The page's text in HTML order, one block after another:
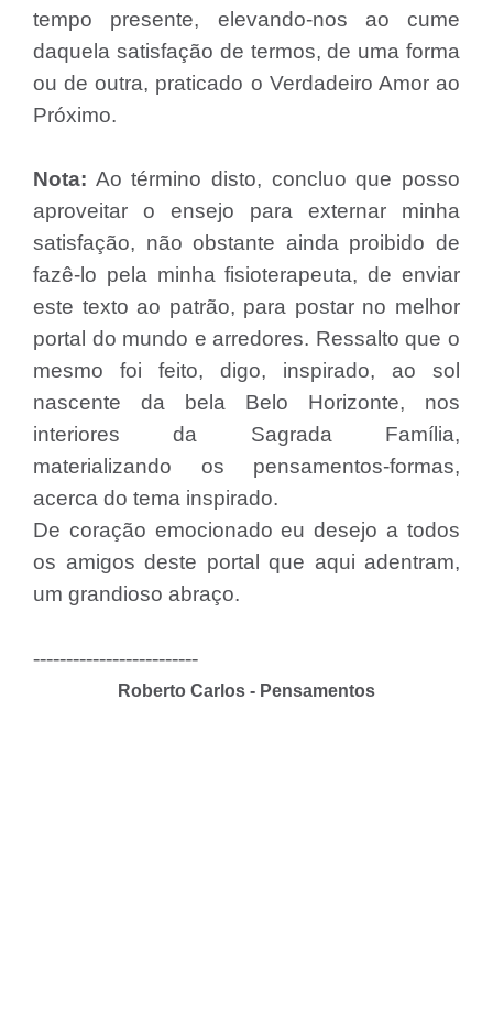
tempo presente, elevando-nos ao cume
daquela satisfação de termos, de uma forma
ou de outra, praticado o Verdadeiro Amor ao
Próximo.
Nota: Ao término disto, concluo que posso
aproveitar o ensejo para externar minha
satisfação, não obstante ainda proibido de
fazê-lo pela minha fisioterapeuta, de enviar
este texto ao patrão, para postar no melhor
portal do mundo e arredores. Ressalto que o
mesmo foi feito, digo, inspirado, ao sol
nascente da bela Belo Horizonte, nos
interiores da Sagrada Família,
materializando os pensamentos-formas,
acerca do tema inspirado.
De coração emocionado eu desejo a todos
os amigos deste portal que aqui adentram,
um grandioso abraço.
-------------------------
Roberto Carlos - Pensamentos